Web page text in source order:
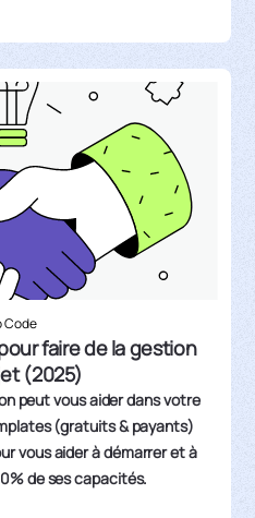
Code
faire de la gestion
(2025)
peut vous aider dans votre
(gratuits & payants)
vous aider à démarrer et à
de ses capacités.